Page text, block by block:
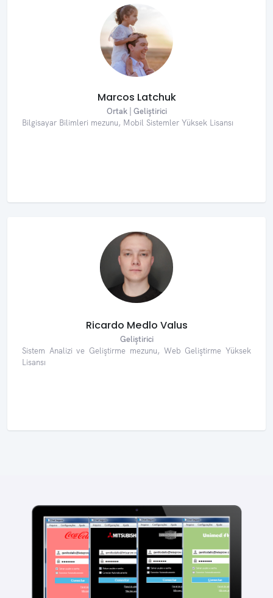
Marcos Latchuk
Ortak | Geliştirici
Bilgisayar Bilimleri mezunu, Mobil Sistemler Yüksek Lisansı
Ricardo Medlo Valus
Geliştirici
Sistem Analizi ve Geliştirme mezunu, Web Geliştirme Yüksek
Lisansı